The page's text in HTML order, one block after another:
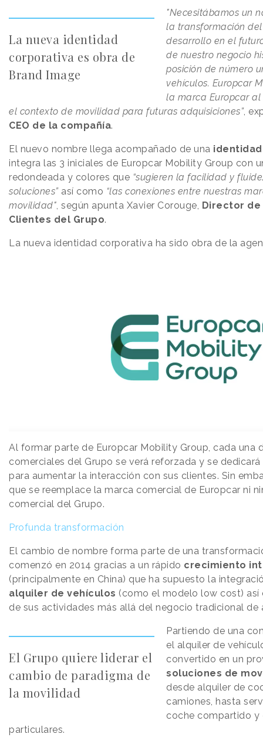
La nueva identidad
corporativa es obra de
Brand Image
"Necesitábamos un
la transformación
desarrollo en el
de nuestro negocio
posición de número
vehículos. Europcar
la marca Europcar
el contexto de movilidad para futuras adquisiciones”,
CEO de la compañía.
El nuevo nombre llega acompañado de una
integra las 3 iniciales de Europcar Mobility Group con
redondeada y colores que “sugieren la facilidad y
soluciones”así como “las conexiones entre nuestras
movilidad" según apunta Xavier Corouge, Director de
Clientes del Grupo.
La nueva identidad corporativa ha sido obra de la
Al formar parte de Europcar Mobility Group, cada una
comerciales del Grupo se verá reforzada y se
para aumentar la interacción con sus clientes. Sin
que se reemplace la marca comercial de Europcar ni
comercial del Grupo.
Profunda transformación
El cambio de nombre forma parte de una
comenzó en 2014 gracias a un rápido crecimiento
(principalmente en China) que ha supuesto la
alquiler de vehículos (como el modelo low cost)
de sus actividades más allá del negocio tradicional de
El Grupo quiere liderar el
cambio de paradigma de
la movilidad
Partiendo de una
el alquiler de
convertido en un
soluciones de
desde alquiler de
camiones, hasta
coche compartido y
particulares.